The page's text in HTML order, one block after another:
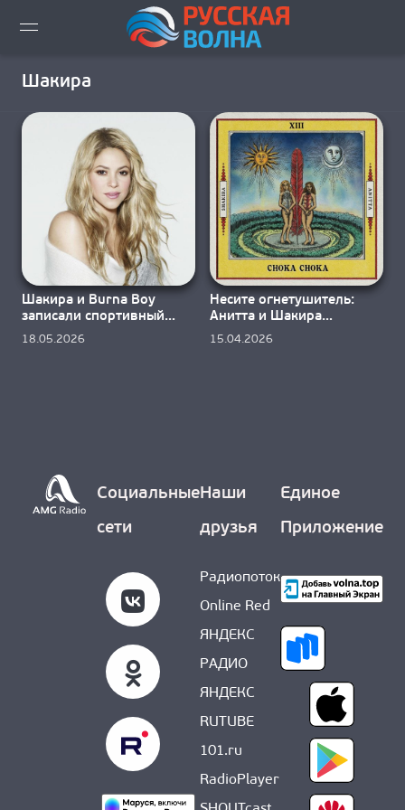
ВИДЕО LIVE
НОВОСТИ
НОВИНКИ ЭФИРА
ПЛЕЙЛИСТ
СКАЧАТЬ ЭФИР
КАК СЛУШАТЬ!?
Шакира
Шакира и Burna Boy
записали спортивный
гимн «Dai Dai»
18.05.2026
Несите огнетушитель:
Анитта и Шакира
исполнили «Choka Choka»
15.04.2026
Социальные
сети
Наши
друзья
Радиопоток
Online Red
ЯНДЕКС
РАДИО
ЯНДЕКС
RUTUBE
101.ru
RadioPlayer
Единое
Приложение